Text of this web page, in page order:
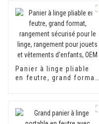
linge en feutre Panier à
linge en feutre
Panier à linge pliable
en feutre, grand format,
et vêtements d'enfants,